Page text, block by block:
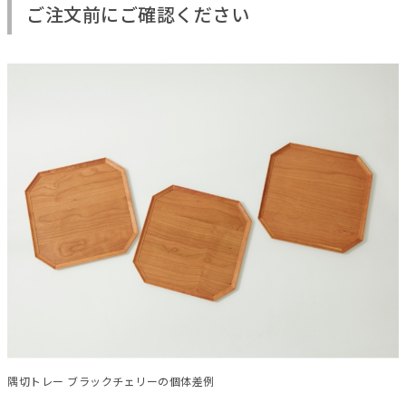
ご注文前にご確認ください
隅切トレー ブラックチェリーの個体差例